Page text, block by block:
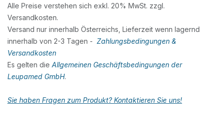
Alle Preise verstehen sich exkl. 20% MwSt. zzgl.
Versandkosten.
Versand nur innerhalb Österreichs, Lieferzeit wenn lagernd
innerhalb von 2-3 Tagen - Zahlungsbedingungen &
Versandkosten
Es gelten die Allgemeinen Geschäftsbedingungen der
Leupamed GmbH.
Sie haben Fragen zum Produkt? Kontaktieren Sie uns!